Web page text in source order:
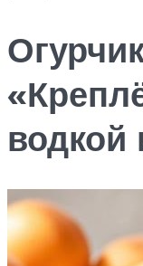
водкой